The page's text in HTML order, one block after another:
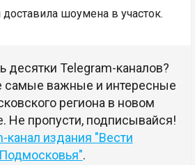
шоумена в участок.
десятки Telegram-каналов?
самые важные и интересные
региона в новом
Не пропусти, подписывайся!
канал издания "Вести
Подмосковья".